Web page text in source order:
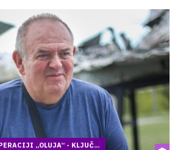
„OLUJA“ - KLJUČ...